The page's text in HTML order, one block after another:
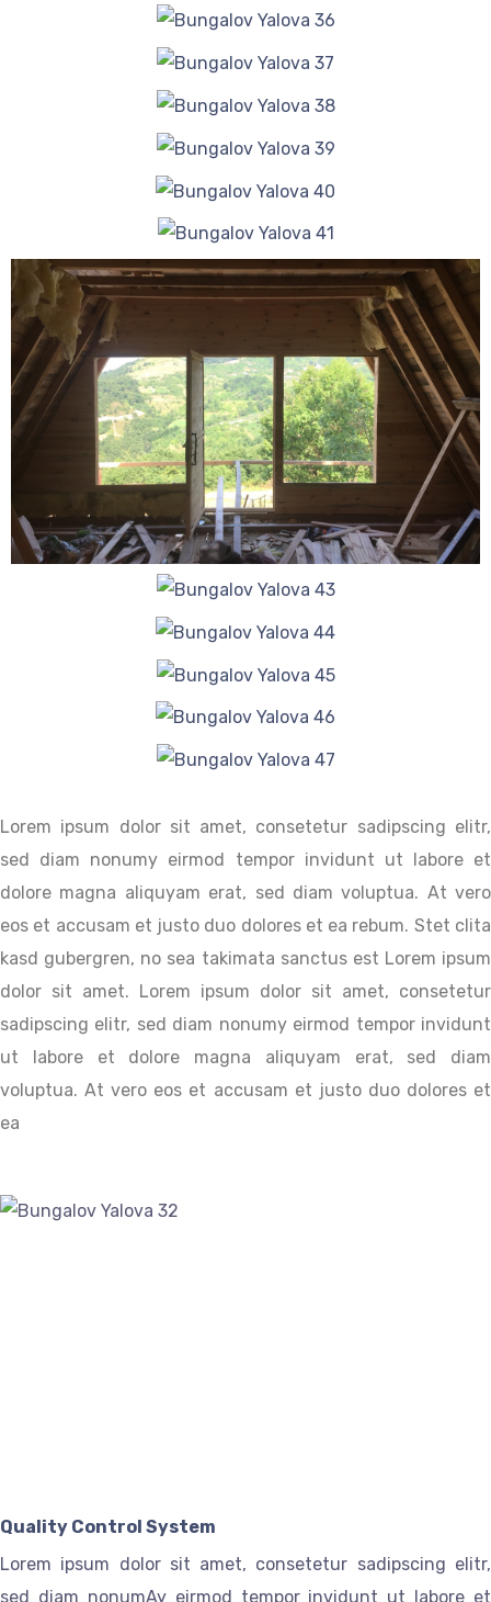
Lorem ipsum dolor sit amet, consetetur sadipscing elitr,
sed diam nonumy eirmod tempor invidunt ut labore et
dolore magna aliquyam erat, sed diam voluptua. At vero
eos et accusam et justo duo dolores et ea rebum. Stet clita
kasd gubergren, no sea takimata sanctus est Lorem ipsum
dolor sit amet. Lorem ipsum dolor sit amet, consetetur
sadipscing elitr, sed diam nonumy eirmod tempor invidunt
ut labore et dolore magna aliquyam erat, sed diam
voluptua. At vero eos et accusam et justo duo dolores et
ea
Quality Control System
Lorem ipsum dolor sit amet, consetetur sadipscing elitr,
sed diam nonumAy eirmod tempor invidunt ut labore et